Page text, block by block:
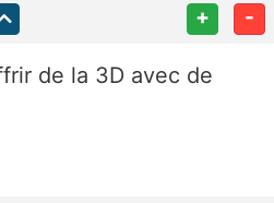
+ -
de la 3D avec de